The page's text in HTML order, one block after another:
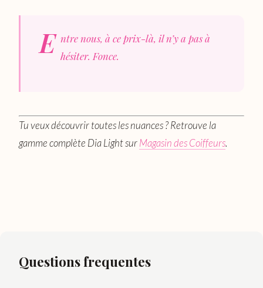
E ntre nous, à ce prix-là, il n’y a pas à
hésiter. Fonce.
Tu veux découvrir toutes les nuances ? Retrouve la
gamme complète Dia Light surMagasin des Coiffeurs.
Questions frequentes